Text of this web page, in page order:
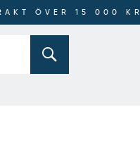
ÖVER 15 000 KR